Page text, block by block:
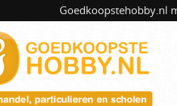
Goedkoopstehobby.nl